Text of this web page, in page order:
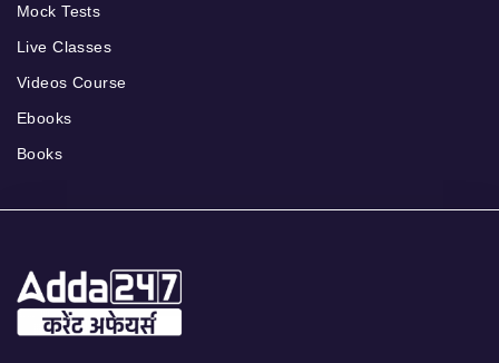
Mock Tests
Live Classes
Videos Course
Ebooks
Books